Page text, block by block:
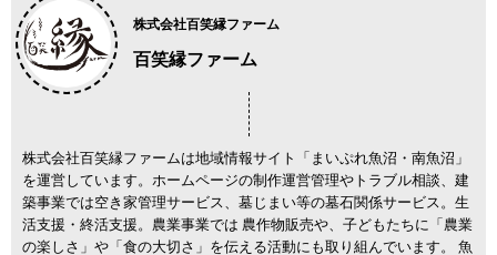
株式会社百笑縁ファーム
百笑縁ファーム
株式会社百笑縁ファームは地域情報サイト「まいぷれ魚沼・南魚沼」
を運営しています。ホームページの制作運営管理やトラブル相談、建
築事業では空き家管理サービス、墓じまい等の墓石関係サービス。生
活支援・終活支援。農業事業では 農作物販売や、子どもたちに「農業
の楽しさ」や「食の大切さ」を伝える活動にも取り組んでいます。 魚